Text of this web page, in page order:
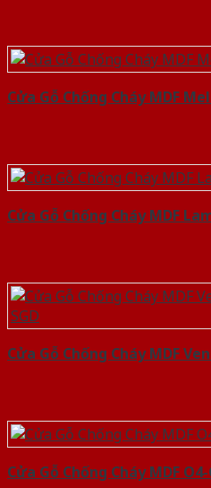
Cửa Gỗ Chống Cháy MDF
Cửa Gỗ Chống Cháy MDF
Cửa Gỗ Chống Cháy MDF
Cửa Gỗ Chống Cháy MDF